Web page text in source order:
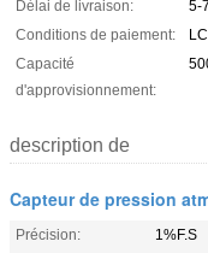
Délai de livraison:
5-
Conditions de paiement:
Capacité
d'approvisionnement:
description de
Capteur de pression
Précision:
1%F.S